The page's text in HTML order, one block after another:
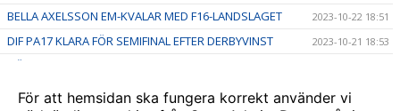
BELLA AXELSSON EM-KVALAR MED F16-LANDSLAGET 2023-10-22 18:51
DIF PA17 KLARA FÖR SEMIFINAL EFTER DERBYVINST 2023-10-21 18:53
HÖSTLOVSAKTIVITETER - vecka 44
TVÅ DIF-SPELARE TILL P15-LANDSLAGET FUTURE TEAM 2023-10-09 18:55
För att hemsidan ska fungera korrekt använder vi